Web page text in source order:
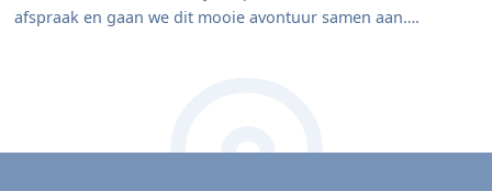
afspraak en gaan we dit mooie avontuur samen aan….